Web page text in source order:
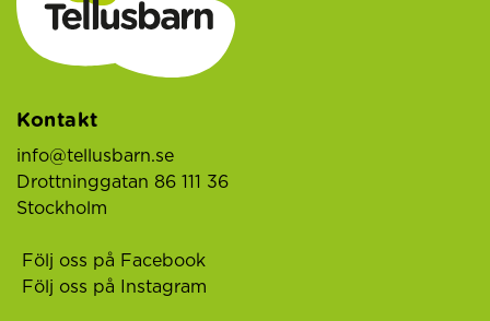
Kontakt
info@tellusbarn.se
Drottninggatan 86 111 36
Stockholm
Följ oss på Facebook
Följ oss på Instagram